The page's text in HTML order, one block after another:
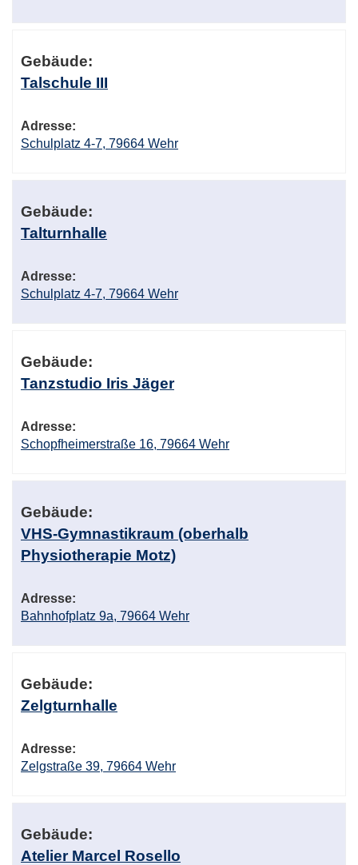
Gebäude:
Talschule III
Adresse:
Schulplatz 4-7, 79664 Wehr
Gebäude:
Talturnhalle
Adresse:
Schulplatz 4-7, 79664 Wehr
Gebäude:
Tanzstudio Iris Jäger
Adresse:
Schopfheimerstraße 16, 79664 Wehr
Gebäude:
VHS-Gymnastikraum (oberhalb
Physiotherapie Motz)
Adresse:
Bahnhofplatz 9a, 79664 Wehr
Gebäude:
Zelgturnhalle
Adresse:
Zelgstraße 39, 79664 Wehr
Gebäude:
Atelier Marcel Rosello